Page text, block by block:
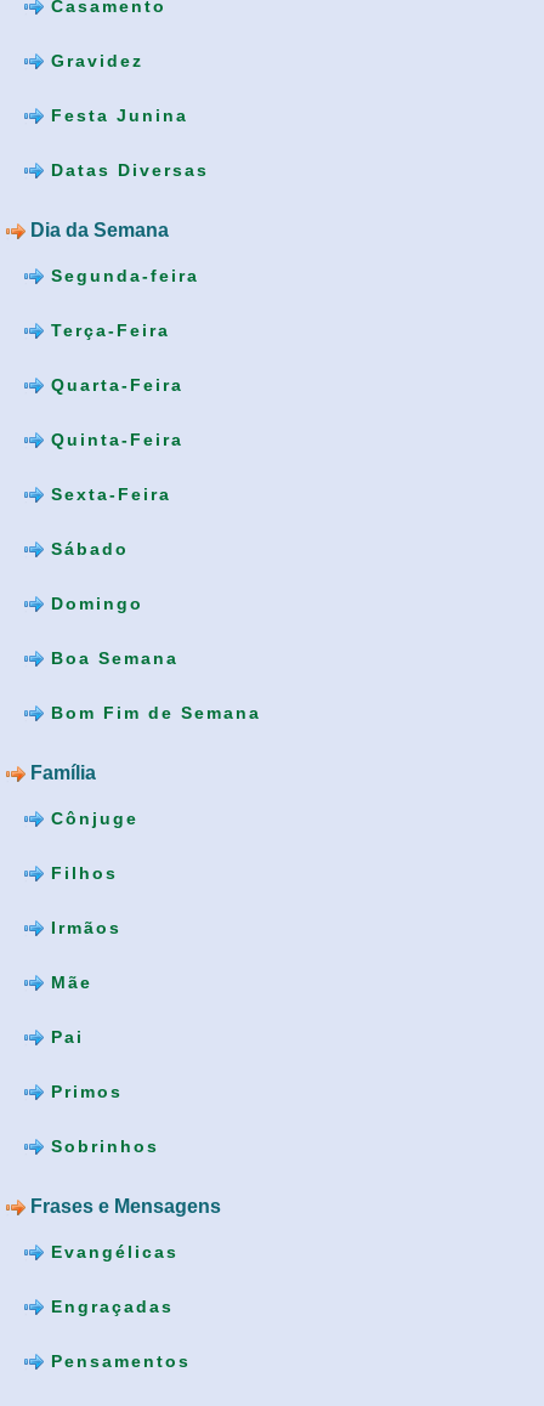
Casamento
Gravidez
Festa Junina
Datas Diversas
Dia da Semana
Segunda-feira
Terça-Feira
Quarta-Feira
Quinta-Feira
Sexta-Feira
Sábado
Domingo
Boa Semana
Bom Fim de Semana
Família
Cônjuge
Filhos
Irmãos
Mãe
Pai
Primos
Sobrinhos
Frases e Mensagens
Evangélicas
Engraçadas
Pensamentos